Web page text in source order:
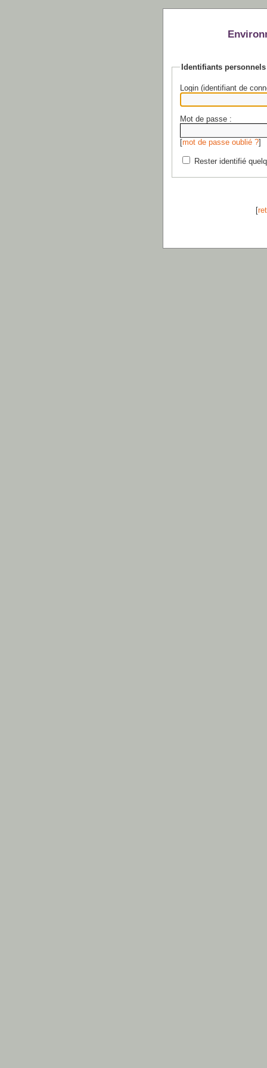
Identifiants personnels
Login (identifiant de
Mot de passe :
[mot de passe oublié ?]
Rester identifié
[